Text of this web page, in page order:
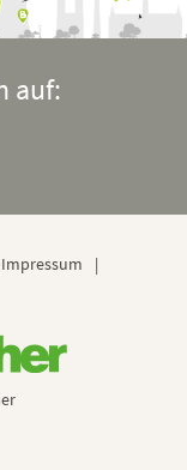
auf:
Impressum